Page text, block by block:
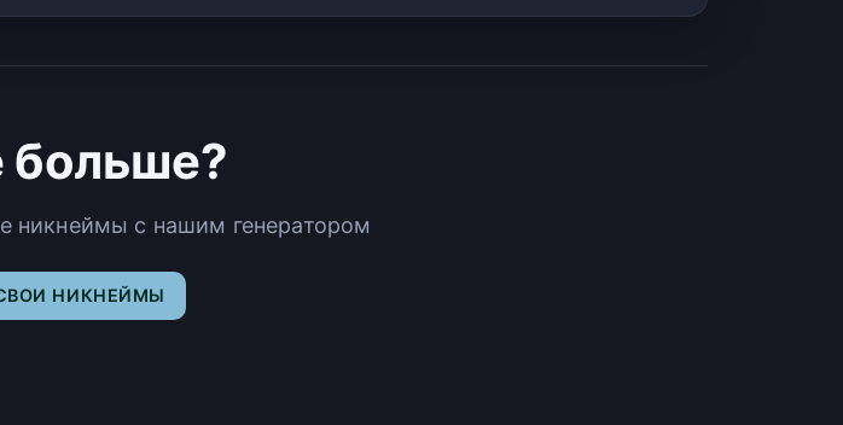
больше?
никнеймы с нашим генератором
НИКНЕЙМЫ